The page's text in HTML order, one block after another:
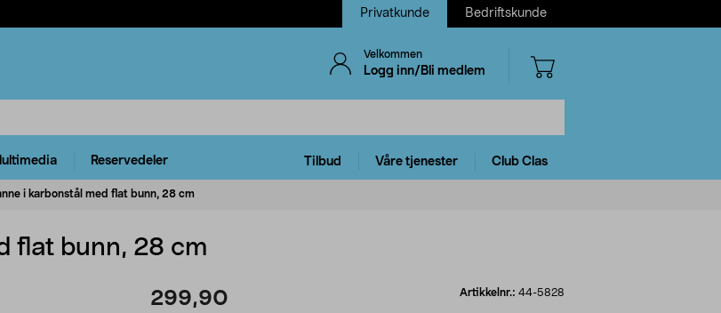
Privatkunde Bedriftskunde
Velkommen
Logg inn/Bli medlem
Reservedeler Tilbud Våre tjenester Club Clas
i karbonstål med flat bunn, 28 cm
flat bunn, 28 cm
299,90 Artikkelnr.: 44-5828